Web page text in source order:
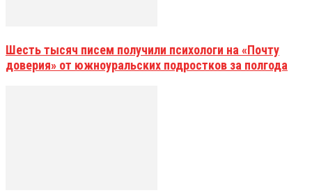
Шесть тысяч писем получили психологи на «Почту
доверия» от южноуральских подростков за полгода